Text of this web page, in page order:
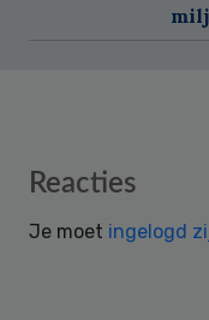
Reader
Reacties
Je moet ingelogd